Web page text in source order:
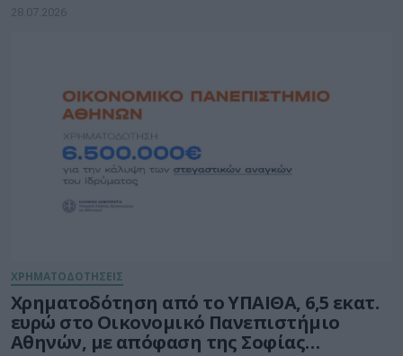
28.07.2026
ΧΡΗΜΑΤΟΔΟΤΗΣΕΙΣ
Χρηματοδότηση από το ΥΠΑΙΘΑ, 6,5 εκατ.
ευρώ στο Οικονομικό Πανεπιστήμιο
Αθηνών, με απόφαση της Σοφίας